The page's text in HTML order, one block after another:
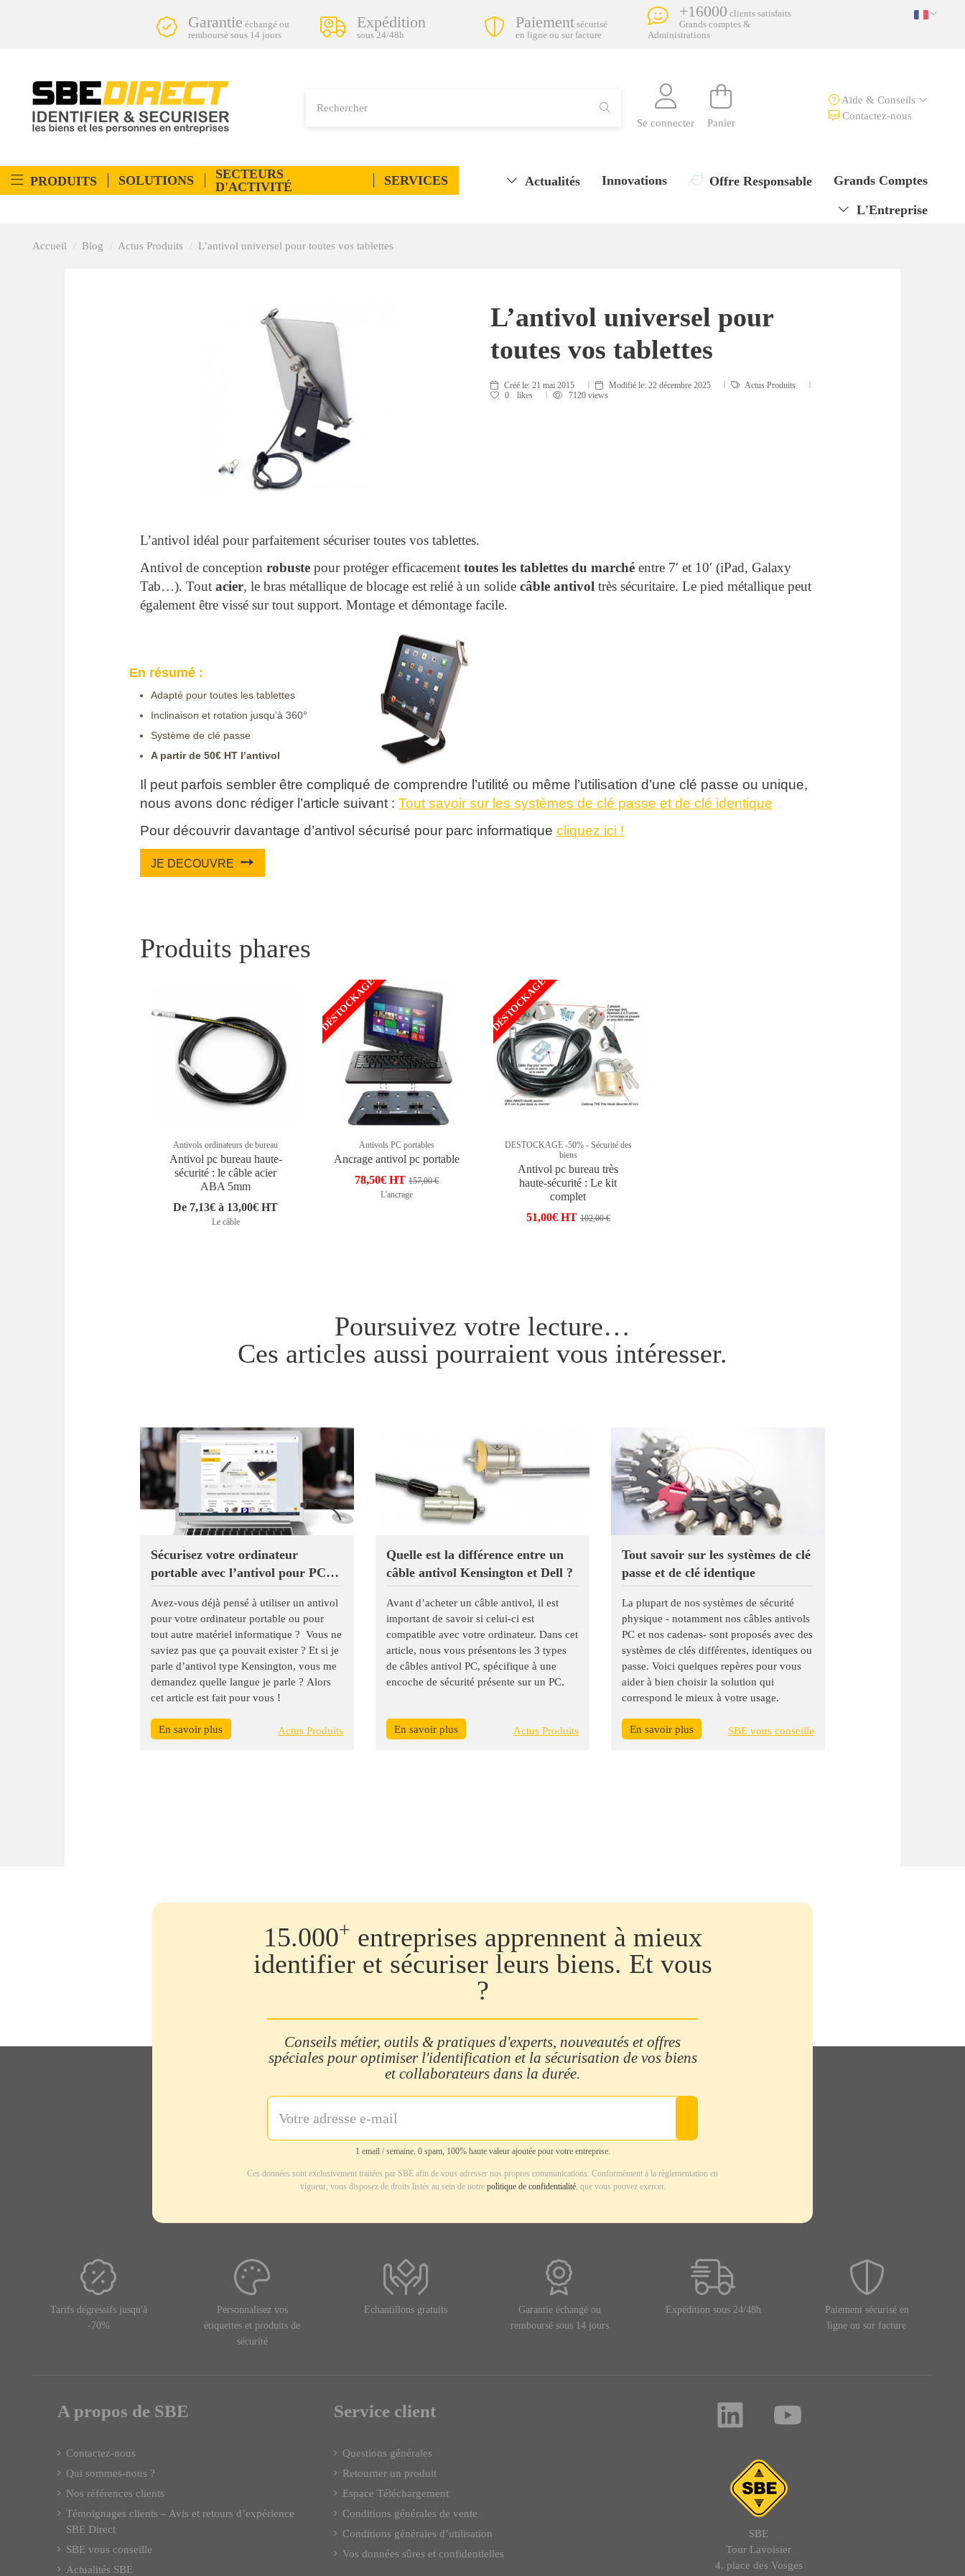
Garantie échangé ou
remboursé sous 14 jours
Expédition
sous 24/48h
Paiement sécurisé
en ligne ou sur facture
+16000 clients satisfaits
Grands comptes &
Administrations
Se connecter Panier
Aide & Conseils
Contactez-nous
PRODUITS SOLUTIONS
SECTEURS
D'ACTIVITÉ
SERVICES Grands Comptes
Offre Responsable
Innovations
Actualités
L'Entreprise
Accueil Blog Actus Produits L’antivol universel pour toutes vos tablettes
L’antivol universel pour
toutes vos tablettes
Créé le:21 mai 2015 Modifié le: 22 décembre 2025
Actus Produits
0
likes 7120 views
L’antivol idéal pour parfaitement sécuriser toutes vos tablettes.
Antivol de conception robuste pour protéger efficacement toutes les tablettes du marché entre 7′ et 10′ (iPad, Galaxy
Tab…). Tout acier, le bras métallique de blocage est relié à un solide câble antivol très sécuritaire. Le pied métallique peut
également être vissé sur tout support. Montage et démontage facile.
En résumé :
Adapté pour toutes les tablettes
Inclinaison et rotation jusqu’à 360°
Système de clé passe
A partir de 50€ HT l’antivol
Il peut parfois sembler être compliqué de comprendre l’utilité ou même l’utilisation d’une clé passe ou unique,
nous avons donc rédiger l’article suivant : Tout savoir sur les systèmes de clé passe et de clé identique
Pour découvrir davantage d’antivol sécurisé pour parc informatique cliquez ici !
JE DECOUVRE ➙
Produits phares
Antivols ordinateurs de bureau
Antivol pc bureau haute-
sécurité : le câble acier
ABA 5mm
De 7,13€ à 13,00€ HT
Le câble
DÉSTOCKAGE
Antivols PC portables
Ancrage antivol pc portable
78,50€ HT157,00 €
L'ancrage
DÉSTOCKAGE
DESTOCKAGE -50% - Sécurité des
biens
Antivol pc bureau très
haute-sécurité : Le kit
complet
51,00€ HT102,00 €
Poursuivez votre lecture…
Ces articles aussi pourraient vous intéresser.
Sécurisez votre ordinateur
portable avec l’antivol pour PC
Avez-vous déjà pensé à utiliser un antivol
pour votre ordinateur portable ou pour
tout autre matériel informatique ? Vous ne
saviez pas que ça pouvait exister ? Et si je
parle d’antivol type Kensington, vous me
demandez quelle langue je parle ? Alors
cet article est fait pour vous !
En savoir plus Actus Produits
Quelle est la différence entre un
câble antivol Kensington et Dell ?
Avant d’acheter un câble antivol, il est
important de savoir si celui-ci est
compatible avec votre ordinateur. Dans cet
article, nous vous présentons les 3 types
de câbles antivol PC, spécifique à une
encoche de sécurité présente sur un PC.
En savoir plus Actus Produits
Tout savoir sur les systèmes de clé
passe et de clé identique
La plupart de nos systèmes de sécurité
physique - notamment nos câbles antivols
PC et nos cadenas- sont proposés avec des
systèmes de clés différentes, identiques ou
passe. Voici quelques repères pour vous
aider à bien choisir la solution qui
correspond le mieux à votre usage.
En savoir plus SBE vous conseille
15.000+ entreprises apprennent à mieux
identifier et sécuriser leurs biens. Et vous
?
Conseils métier, outils & pratiques d'experts, nouveautés et offres
spéciales pour optimiser l'identification et la sécurisation de vos biens
et collaborateurs dans la durée.
1 email / semaine. 0 spam, 100% haute valeur ajoutée pour votre entreprise.
Ces données sont exclusivement traitées par SBE afin de vous adresser nos propres communications. Conformément à la règlementation en
vigueur, vous disposez de droits listés au sein de notre politique de confidentialité, que vous pouvez exercer.
Tarifs dégressifs jusqu'à
-70%
Personnalisez vos
étiquettes et produits de
sécurité
Echantillons gratuits
Garantie échangé ou
remboursé sous 14 jours
Expédition sous 24/48h
Paiement sécurisé en
ligne ou sur facture
A propos de SBE
Contactez-nous
Qui sommes-nous ?
Nos références clients
Témoignages clients – Avis et retours d’expérience
SBE Direct
SBE vous conseille
Actualités SBE
Service client
Questions générales
Retourner un produit
Espace Téléchargement
Conditions générales de vente
Conditions générales d’utilisation
Vos données sûres et confidentielles
SBE
Tour Lavoisier
4, place des Vosges